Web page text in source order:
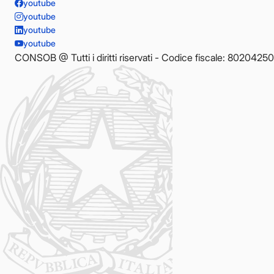
youtube
youtube
youtube
youtube
CONSOB @ Tutti i diritti riservati - Codice fiscale: